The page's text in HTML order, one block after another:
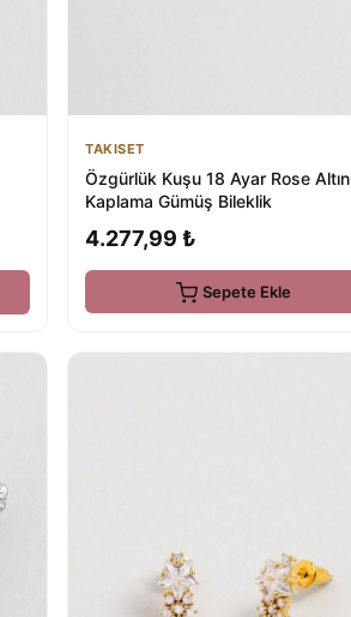
TAKISET
Özgürlük Kuşu 18 Ayar Rose Altın
Kaplama Gümüş Bileklik
4.277,99 ₺
Sepete Ekle